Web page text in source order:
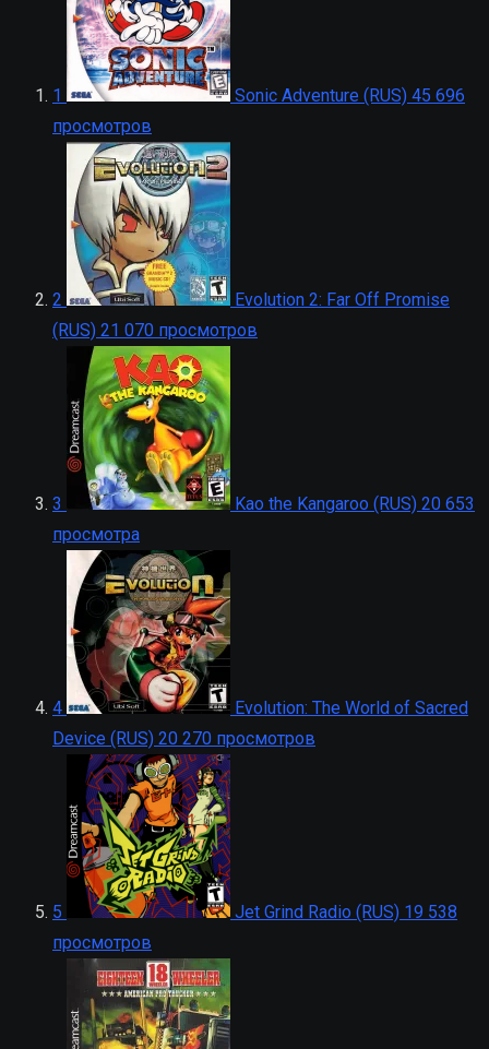
1 Sonic Adventure (RUS) 45 696
просмотров
2
Evolution 2: Far Off Promise
(RUS) 21 070 просмотров
3 Kao the Kangaroo (RUS) 20 653
просмотра
4
Evolution: The World of Sacred
Device (RUS) 20 270 просмотров
5 Jet Grind Radio (RUS) 19 538
просмотров